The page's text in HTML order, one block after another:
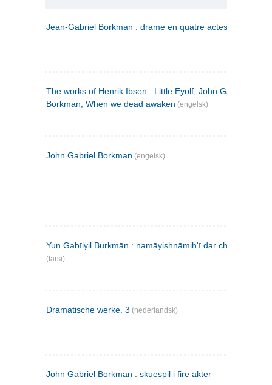
Jean-Gabriel Borkman : drame en quatre actes
The works of Henrik Ibsen : Little Eyolf, John Gabriel
Borkman, When we dead awaken (engelsk)
John Gabriel Borkman (engelsk)
Yun Gabīiyil Burkmān : namāyishnāmihʹī dar chahār pardih
(farsi)
Dramatische werke. 3 (nederlandsk)
John Gabriel Borkman : skuespil i fire akter